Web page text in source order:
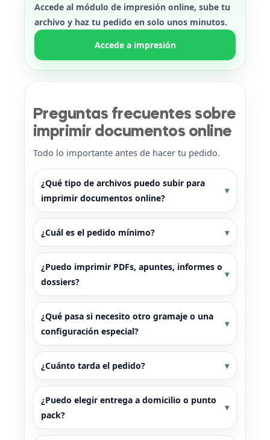
Accede al módulo de impresión online, sube tu
archivo y haz tu pedido en solo unos minutos.
Accede a impresión
Preguntas frecuentes sobre
imprimir documentos online
Todo lo importante antes de hacer tu pedido.
¿Qué tipo de archivos puedo subir para
imprimir documentos online?
¿Cuál es el pedido mínimo?
¿Puedo imprimir PDFs, apuntes, informes o
dossiers?
¿Qué pasa si necesito otro gramaje o una
configuración especial?
¿Cuánto tarda el pedido?
¿Puedo elegir entrega a domicilio o punto
pack?